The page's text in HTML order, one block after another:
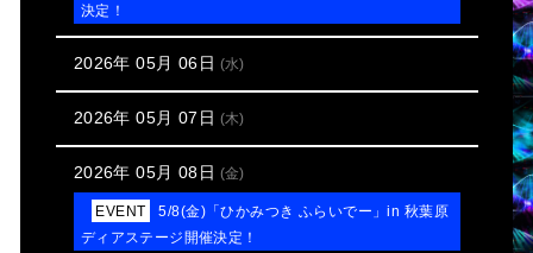
決定！
2026年 05月 06日 (水)
2026年 05月 07日 (木)
2026年 05月 08日 (金)
5/8(金)「ひかみつき ふらいでー」in 秋葉原
ディアステージ開催決定！